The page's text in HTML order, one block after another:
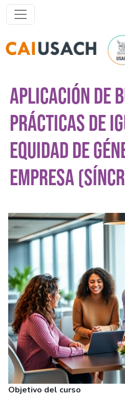
Pasar al contenido principal
APLICACIÓN DE
PRÁCTICAS DE
EQUIDAD DE
EMPRESA
Imagen del curso
Objetivo del curso